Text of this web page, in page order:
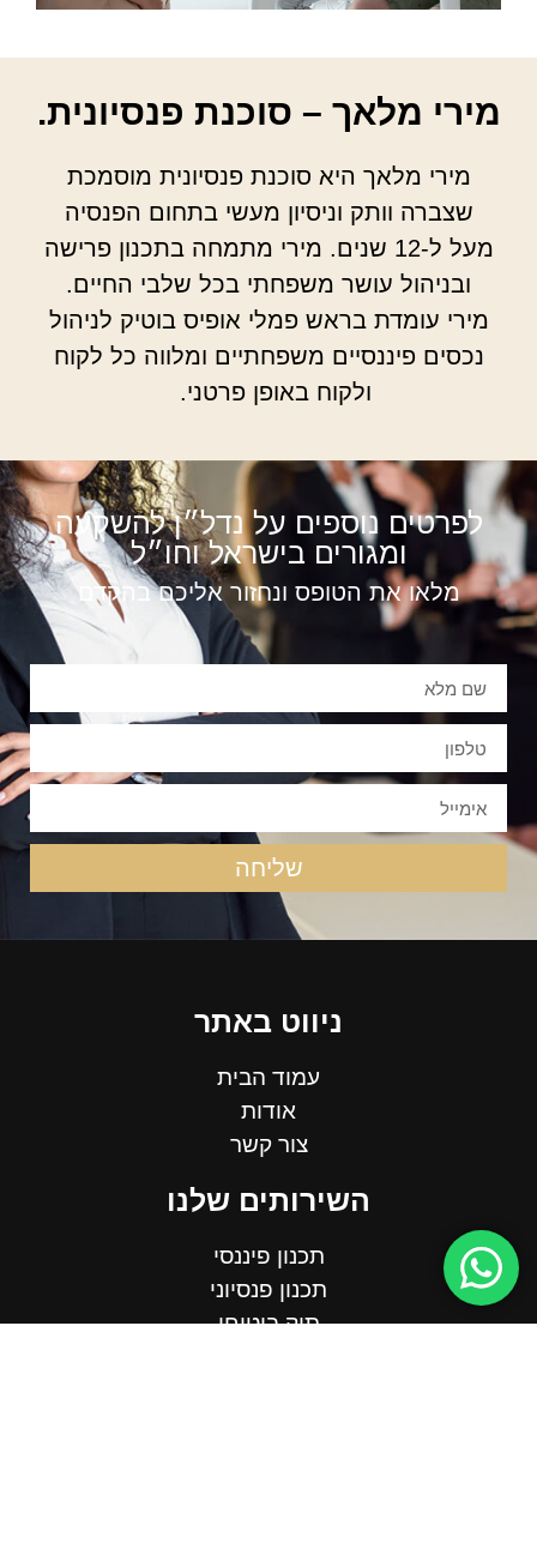
מירי מלאך – סוכנת פנסיונית.
מירי מלאך היא סוכנת פנסיונית מוסמכת
שצברה וותק וניסיון מעשי בתחום הפנסיה
מעל ל-12 שנים. מירי מתמחה בתכנון פרישה
ובניהול עושר משפחתי בכל שלבי החיים.
מירי עומדת בראש פמלי אופיס בוטיק לניהול
נכסים פיננסיים משפחתיים ומלווה כל לקוח
ולקוח באופן פרטני.
לפרטים נוספים על נדל״ן להשקעה
ומגורים בישראל וחו״ל
מלאו את הטופס ונחזור אליכם בהקדם
שליחה
ניווט באתר
עמוד הבית
אודות
צור קשר
השירותים שלנו
תכנון פיננסי
תכנון פנסיוני
תיק ביטוחי